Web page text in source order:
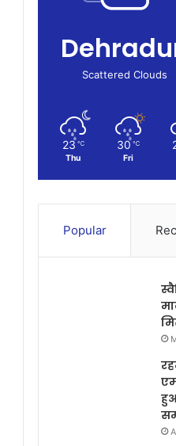
Scattered Clouds
23 ℃
Thu
30 ℃
Fri
Popular